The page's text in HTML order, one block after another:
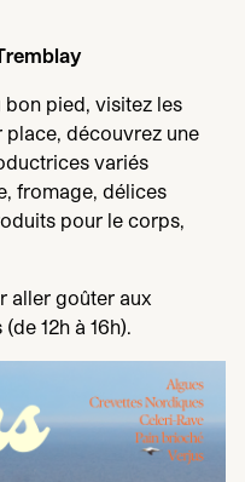
bon pied, visitez les
place, découvrez une
variés
fromage, délices
pour le corps,
aller goûter aux
(de 12h à 16h).